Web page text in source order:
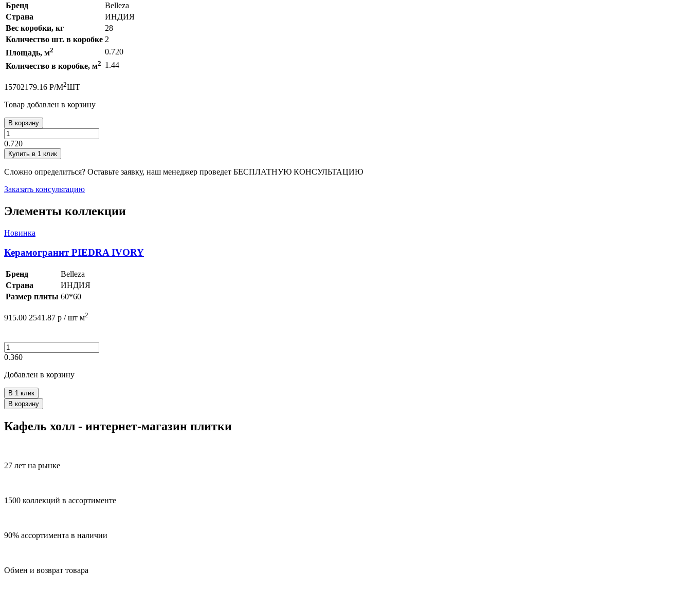
Бренд
Belleza
Страна
ИНДИЯ
Вес коробки, кг
28
Количество шт. в коробке 2
Площадь, м2
0.720
Количество в коробке, м2 1.44
15702179.16 Р/М2ШТ
Товар добавлен в корзину
В корзину
0.720
Купить в 1 клик
Сложно определиться? Оставьте заявку, наш менеджер проведет БЕСПЛАТНУЮ КОНСУЛЬТАЦИЮ
Заказать консультацию
Элементы коллекции
Новинка
Керамогранит PIEDRA IVORY
Бренд
Belleza
Страна
ИНДИЯ
Размер плиты 60*60
915.00 2541.87 р / шт м2
0.360
Добавлен в корзину
В 1 клик
В корзину
Кафель холл - интернет-магазин плитки
27 лет на рынке
1500 коллекций в ассортименте
90% ассортимента в наличии
Обмен и возврат товара